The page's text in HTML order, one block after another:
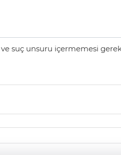
suç unsuru içermemesi